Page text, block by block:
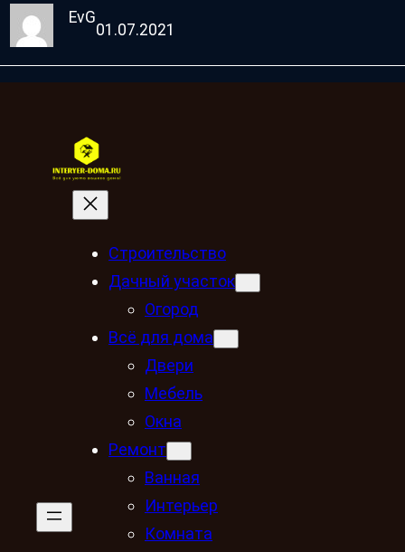
EvG
01.07.2021
Строительство
Дачный участок
Огород
Всё для дома
Двери
Мебель
Окна
Ремонт
Ванная
Интерьер
Комната